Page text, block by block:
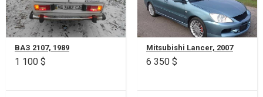
ВАЗ 2107, 1989
1 100 $
Mitsubishi Lancer, 2007
6 350 $